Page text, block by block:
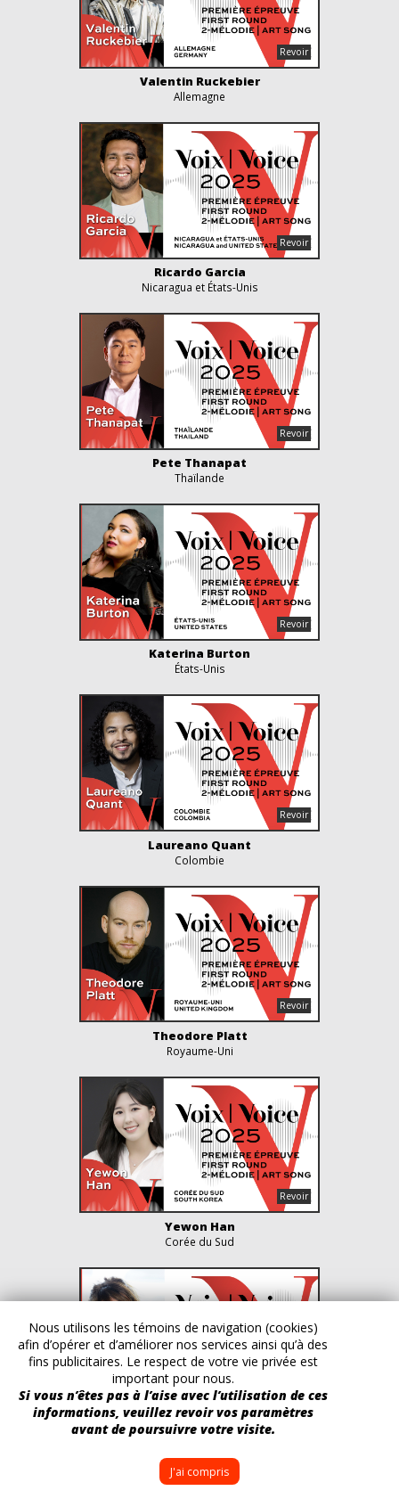
Valentin Ruckebier
Allemagne
Ricardo Garcia
Nicaragua et États-Unis
Pete Thanapat
Thaïlande
Katerina Burton
États-Unis
Laureano Quant
Colombie
Theodore Platt
Royaume-Uni
Yewon Han
Corée du Sud
Fanny Soyer
France
Nous utilisons les témoins de navigation (cookies)
afin d’opérer et d’améliorer nos services ainsi qu’à des
fins publicitaires. Le respect de votre vie privée est
important pour nous.
Si vous n’êtes pas à l’aise avec l’utilisation de ces
informations, veuillez revoir vos paramètres
avant de poursuivre votre visite.
J'ai compris